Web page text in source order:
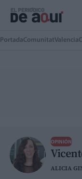
PortadaComunitatValencia
OPINIÓN
ALICIA